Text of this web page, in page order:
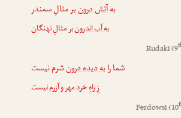
به آتش درونبر مثالِ سمندر
به آب اندرونبر مثالِ نهنگان
Rudaki(9
شما رابه دیده درونشرم نیست
زِ راهِ خرد مهر و آزرم نیست
Ferdowsi(10